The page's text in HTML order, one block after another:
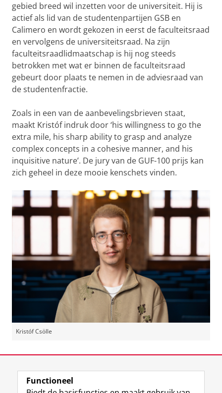
gebied breed wil inzetten voor de universiteit. Hij is
actief als lid van de studentenpartijen GSB en
Calimero en wordt gekozen in eerst de faculteitsraad
en vervolgens de universiteitsraad. Na zijn
faculteitsraadlidmaatschap is hij nog steeds
betrokken met wat er binnen de faculteitsraad
gebeurt door plaats te nemen in de adviesraad van
de studentenfractie.
Zoals in een van de aanbevelingsbrieven staat,
maakt Kristóf indruk door ‘his willingness to go the
extra mile, his sharp ability to grasp and analyze
complex concepts in a cohesive manner, and his
inquisitive nature’. De jury van de GUF-100 prijs kan
zich geheel in deze mooie kenschets vinden.
Kristóf Csölle
View this page in:
Functioneel